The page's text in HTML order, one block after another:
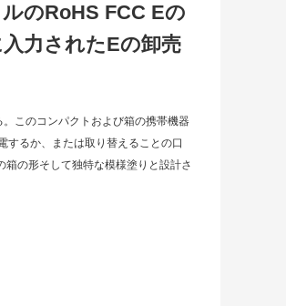
のRoHS FCC Eの
力されたEの卸売
このコンパクトおよび箱の携帯機器
するか、または取り替えることの口
の形そして独特な模様塗りと設計さ